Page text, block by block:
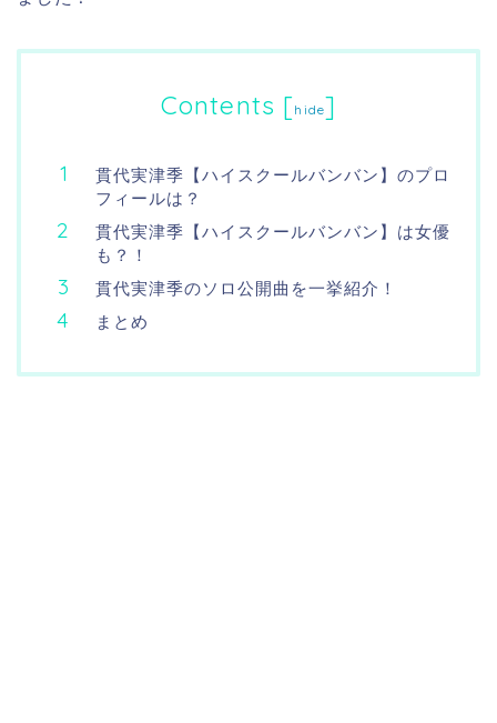
Contents [hide]
貫代実津季【ハイスクールバンバン】のプロ
フィールは？
貫代実津季【ハイスクールバンバン】は女優
も？！
貫代実津季のソロ公開曲を一挙紹介！
まとめ